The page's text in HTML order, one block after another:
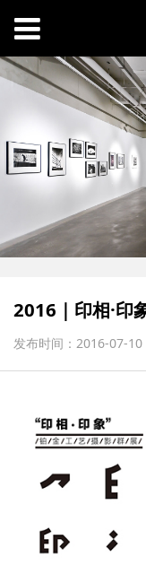
2016｜印相·印
发布时间：2016-07-10